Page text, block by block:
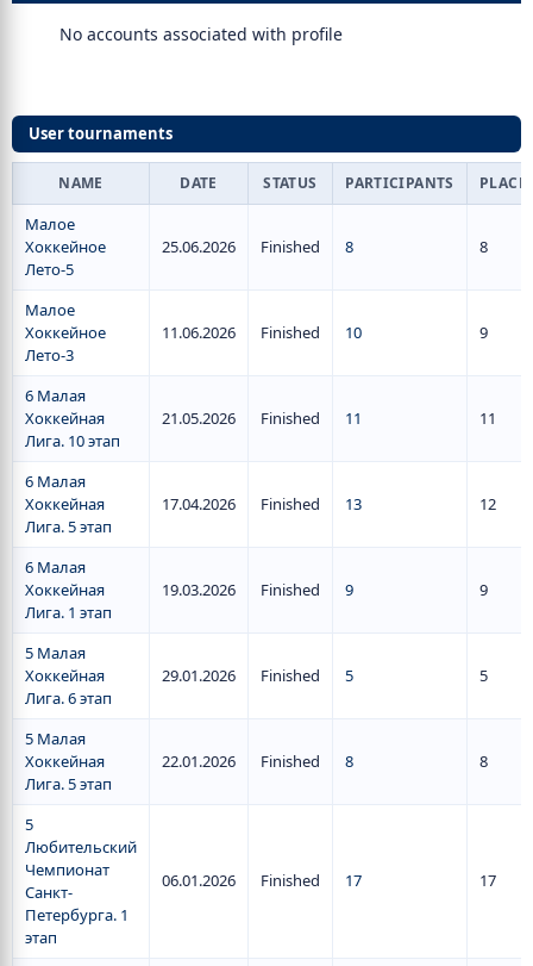
No accounts associated with profile
User tournaments
NAME DATE STATUS PARTICIPANTS PLACE
Малое
Хоккейное
Лето-5
25.06.2026 Finished 8 8
Малое
Хоккейное
Лето-3
11.06.2026 Finished 10 9
6 Малая
Хоккейная
Лига. 10 этап
21.05.2026 Finished 11 11
6 Малая
Хоккейная
Лига. 5 этап
17.04.2026 Finished 13 12
6 Малая
Хоккейная
Лига. 1 этап
19.03.2026 Finished 9 9
5 Малая
Хоккейная
Лига. 6 этап
29.01.2026 Finished 5 5
5 Малая
Хоккейная
Лига. 5 этап
22.01.2026 Finished 8 8
5
Любительский
Чемпионат
Санкт-
Петербурга. 1
этап
06.01.2026 Finished 17 17